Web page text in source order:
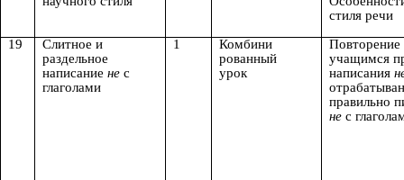
стиля речи
19
Слитное и
раздельное
написание не с
глаголами
1
Комбини
рованный
урок
Повторение
учащимся
написания
правильно
не с